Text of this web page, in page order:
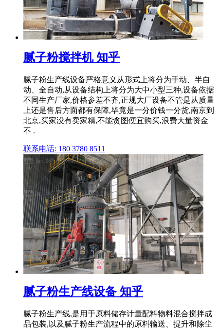
腻子粉搅拌机 知乎
腻子粉生产线设备严格意义从形式上将分为手动、半自
动、全自动,从设备结构上将分为大中小型三种,设备依据
不同生产厂家,价格参差不齐,正规大厂设备不管是从质量
上还是售后方面都有保障,毕竟是一分价钱一分货,南京到
北京,买家没有卖家精,不能贪图便宜购买,浪费大量资金
不 .
联系电话: 180 3780 8511
腻子粉生产线设备 知乎
腻子粉生产线,是用于原料储存计量配料物料混合搅拌成
品包装,以及腻子粉生产流程中的原料输送、提升和除尘